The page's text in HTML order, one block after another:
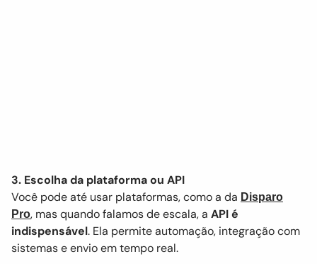
3. Escolha da plataforma ou API
Você pode até usar plataformas, como a da Disparo
Pro, mas quando falamos de escala, a API é
indispensável. Ela permite automação, integração com
sistemas e envio em tempo real.